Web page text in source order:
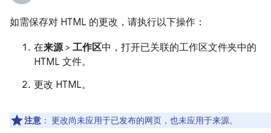
如需保存对 HTML 的更改，请执行以下操作：
在来源> 工作区中，打开已关联的工作区文件夹中的
HTML 文件。
更改 HTML。
注意 ： 更改尚未应用于已发布的网页，也未应用于来源。